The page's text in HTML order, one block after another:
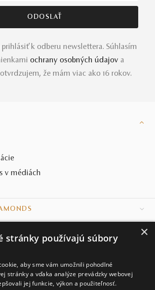
k odberu newslettera. Súhlasím
ochrany osobných údajov a
že mám viac ako 16 rokov.
v médiách
×
stránky používajú súbory
aby sme vám umožnili pohodlné
stránky a vďaka analýze prevádzky webovej
jej funkcie, výkon a použiteľnosť.